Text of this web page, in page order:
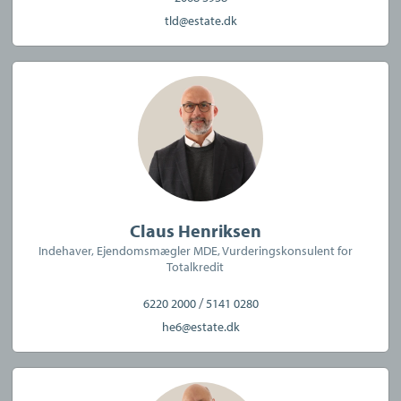
med sælger på dine vegne. Kort sagt hjælper vi dig med alt. På
den måde sikrer vi, at processen bliver så enkel og overskuelig
Uanset om du ønsker at sælge din nuværende ejendom eller
bare har spørgsmål om markedet på Midtfyn, så er vi her for at
Kom forbi os i forretningen på Jernbanegade eller ring til os på
ønsker at købe ny bolig, skal have solgt din nuværende bolig
eller blot er nysgerrig efter, hvad din bolig er værd.
Vi glæder os til at møde dig og ser frem til et godt samarbejde!
tld@estate.dk
Claus Henriksen
Indehaver, Ejendomsmægler MDE, Vurderingskonsulent for
Totalkredit
6220 2000/5141 0280
he6@estate.dk